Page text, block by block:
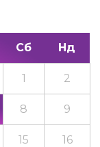
Сб Нд
1 2
8 9
15 16